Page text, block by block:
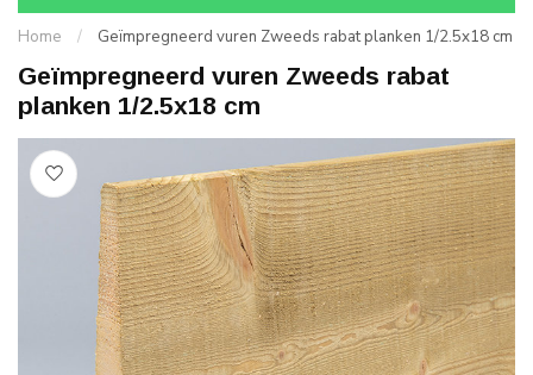
Home / Geïmpregneerd vuren Zweeds rabat planken 1/2.5x18 cm
Geïmpregneerd vuren Zweeds rabat
planken 1/2.5x18 cm